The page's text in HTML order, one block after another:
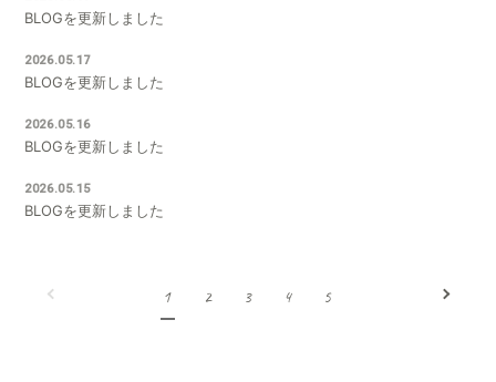
BLOGを更新しました
2026.05.17
BLOGを更新しました
2026.05.16
BLOGを更新しました
2026.05.15
BLOGを更新しました
1 2 3 4 5